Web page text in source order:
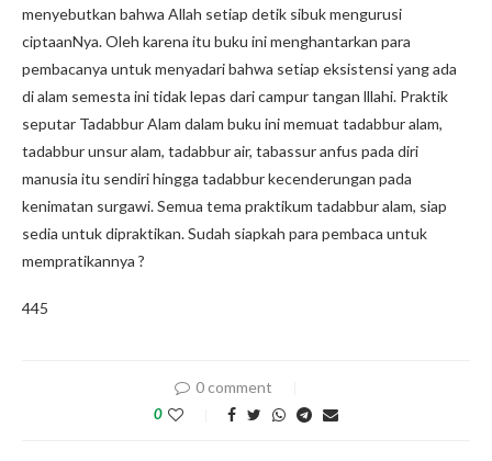
menyebutkan bahwa Allah setiap detik sibuk mengurusi
ciptaanNya. Oleh karena itu buku ini menghantarkan para
pembacanya untuk menyadari bahwa setiap eksistensi yang ada
di alam semesta ini tidak lepas dari campur tangan lllahi. Praktik
seputar Tadabbur Alam dalam buku ini memuat tadabbur alam,
tadabbur unsur alam, tadabbur air, tabassur anfus pada diri
manusia itu sendiri hingga tadabbur kecenderungan pada
kenimatan surgawi. Semua tema praktikum tadabbur alam, siap
sedia untuk dipraktikan. Sudah siapkah para pembaca untuk
mempratikannya ?
445
0 comment
0